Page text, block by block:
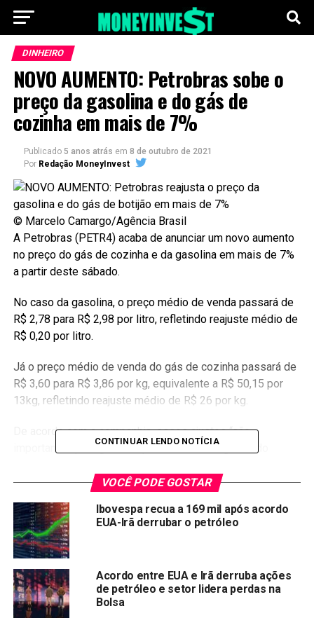
DINHEIRO
NOVO AUMENTO: Petrobras sobe o
preço da gasolina e do gás de
cozinha em mais de 7%
Publicado 5 anos atrás em 8 de outubro de 2021
Por Redação MoneyInvest
© Marcelo Camargo/Agência Brasil
A Petrobras (PETR4) acaba de anunciar um novo aumento
no preço do gás de cozinha e da gasolina em mais de 7%
a partir deste sábado.
No caso da gasolina, o preço médio de venda passará de
R$ 2,78 para R$ 2,98 por litro, refletindo reajuste médio de
R$ 0,20 por litro.
Já o preço médio de venda do gás de cozinha passará de
R$ 3,60 para R$ 3,86 por kg, equivalente a R$ 50,15 por
13kg, refletindo reajuste médio de R$ 26 por kg.
De acordo com a companhia, esses ajustes “são
importantes para garantir que o mercado siga sendo
desabastecimento pelos diferentes atores responsáveis
Em agosto, puxada pelos combustíveis, a inflação subiu
0,87%, a maior inflação para o mês desde o ano 2000, de
acordo com o Instituto Brasileiro de Geografia e
Estatística (IBGE).
O Mercado financeiro também elevou a projeção da
CONTINUAR LENDO NOTÍCIA
VOCÊ PODE GOSTAR
Ibovespa recua a 169 mil após acordo
EUA-Irã derrubar o petróleo
Acordo entre EUA e Irã derruba ações
de petróleo e setor lidera perdas na
Bolsa